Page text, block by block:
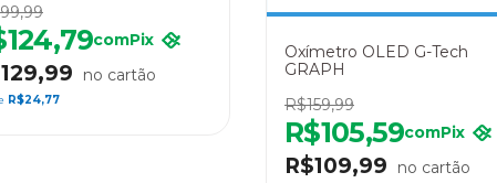
comPix
R$24,77
Oxímetro OLED G-Tech
GRAPH
R$159,99
R$109,99
R$105,59comPix